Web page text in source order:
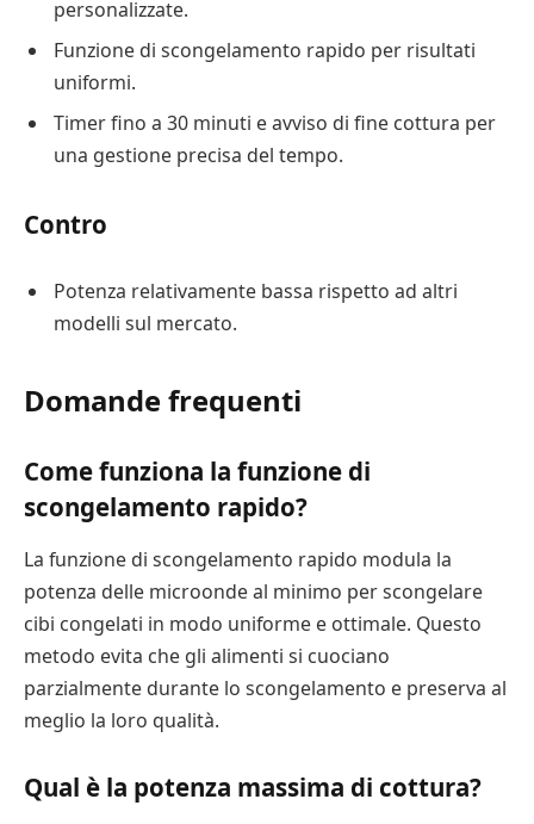
personalizzate.
Funzione di scongelamento rapido per risultati
uniformi.
Timer fino a 30 minuti e avviso di fine cottura per
una gestione precisa del tempo.
Contro
Potenza relativamente bassa rispetto ad altri
modelli sul mercato.
Domande frequenti
Come funziona la funzione di
scongelamento rapido?
La funzione di scongelamento rapido modula la
potenza delle microonde al minimo per scongelare
cibi congelati in modo uniforme e ottimale. Questo
metodo evita che gli alimenti si cuociano
parzialmente durante lo scongelamento e preserva al
meglio la loro qualità.
Qual è la potenza massima di cottura?